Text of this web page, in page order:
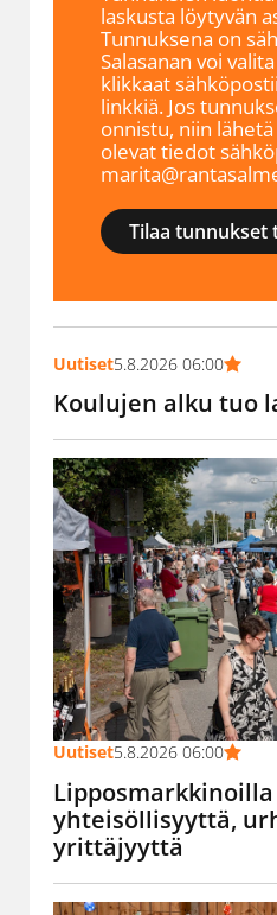
Tilaa tunnukset
laskusta löytyvän
Tunnuksena on
Salasanan voi
klikkaat
linkkiä. Jos
onnistu, niin
olevat tiedot
Uutiset5.8.2026 06:00
Koulujen alku tuo
Uutiset5.8.2026 06:00
yhteisöllisyyttä,
yrittäjyyttä